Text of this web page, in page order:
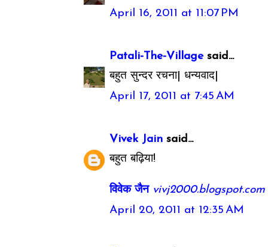
April 16, 2011 at 11:07 PM
Patali-The-Villagesaid...
बहुत सुन्दर रचना| धन्यवाद|
April 17, 2011 at 7:45 AM
Vivek Jain said...
बहुत बढ़िया!
विवेक जैन vivj2000.blogspot.com
April 20, 2011 at 12:35 AM